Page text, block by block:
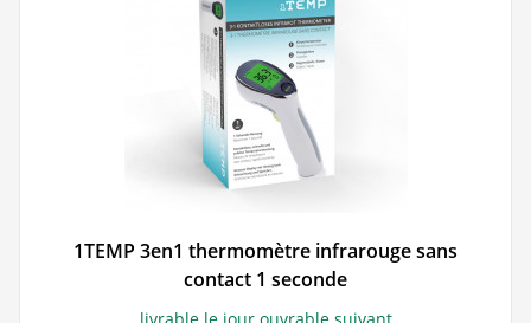
1TEMP 3en1 thermomètre infrarouge sans
contact 1 seconde